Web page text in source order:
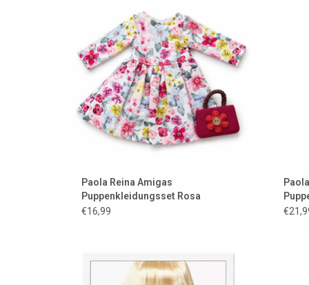
ZUM WARENKORB HINZUFÜGEN
Paola Reina Amigas
Puppenkleidungsset Rosa
€16,99
Kunstpelzweste für Ihre (Schweiß-)Amigas-
Puppe